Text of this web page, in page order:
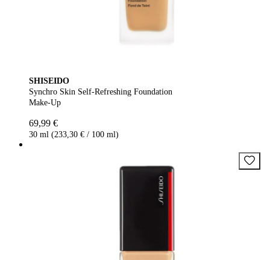
SHISEIDO
Synchro Skin Self-Refreshing Foundation
Make-Up
69,99 €
30 ml (233,30 € / 100 ml)